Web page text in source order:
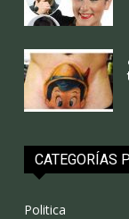
CATEGORÍAS
Politica